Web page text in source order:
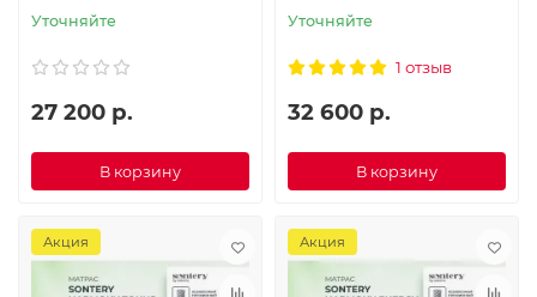
Уточняйте
27 200 р.
В корзину
Уточняйте
1 отзыв
32 600 р.
В корзину
Акция Акция